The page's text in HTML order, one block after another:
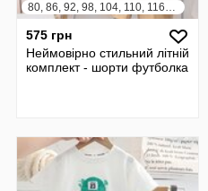
80, 86, 92, 98, 104, 110, 116, 122
575 грн
Неймовірно стильний літній
комплект - шорти футболка